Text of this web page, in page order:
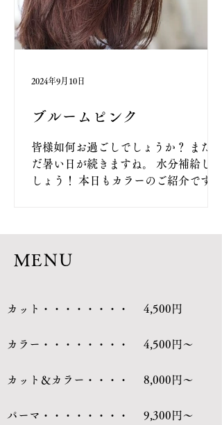
ブルームピンク
皆様如何お過ごしでしょうか？ まだま
だ暑い日が続きますね。 水分補給しま
しょう！ 本日もカラーのご紹介です。
る...
2024年9月10日
MENU
カット・・・・・・・・ 4,500円
カラー・・・・・・・・ 4,500円～
カット＆カラー・・・・ 8,000円～
パーマ・・・・・・・・ 9,300円～